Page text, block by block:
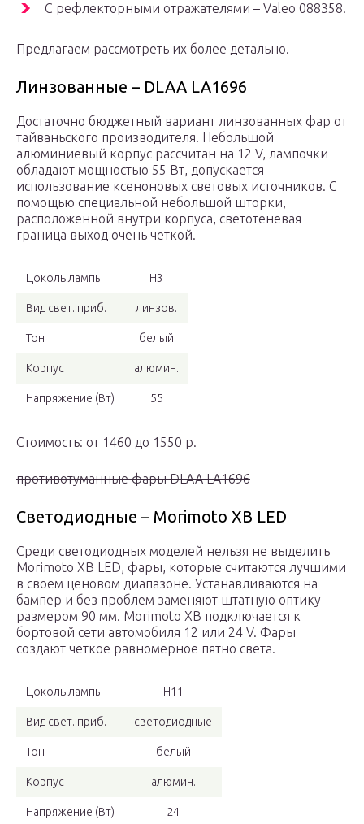
С рефлекторными отражателями – Valeo 088358.
Предлагаем рассмотреть их более детально.
Линзованные – DLAA LA1696
Достаточно бюджетный вариант линзованных фар от
тайваньского производителя. Небольшой
алюминиевый корпус рассчитан на 12 V, лампочки
обладают мощностью 55 Вт, допускается
использование ксеноновых световых источников. С
помощью специальной небольшой шторки,
расположенной внутри корпуса, светотеневая
граница выход очень четкой.
Цоколь лампы H3
Вид свет. приб. линзов.
Тон белый
Корпус алюмин.
Напряжение (Вт) 55
Стоимость: от 1460 до 1550 р.
противотуманные фары DLAA LA1696
Светодиодные – Morimoto XB LED
Среди светодиодных моделей нельзя не выделить
Morimoto XB LED, фары, которые считаются лучшими
в своем ценовом диапазоне. Устанавливаются на
бампер и без проблем заменяют штатную оптику
размером 90 мм. Morimoto XB подключается к
бортовой сети автомобиля 12 или 24 V. Фары
создают четкое равномерное пятно света.
Цоколь лампы H11
Вид свет. приб. светодиодные
Тон белый
Корпус алюмин.
Напряжение (Вт) 24